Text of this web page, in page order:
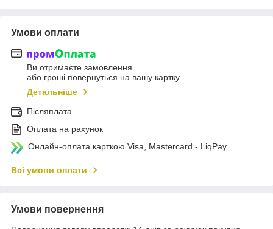
Умови оплати
Ви отримаєте замовлення
або гроші повернуться на вашу картку
Детальніше
Післяплата
Оплата на рахунок
Онлайн-оплата карткою Visa, Mastercard - LiqPay
Всі умови оплати
Умови повернення